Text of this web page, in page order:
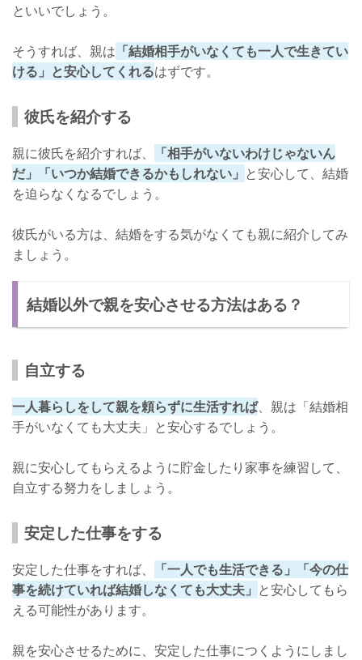
といいでしょう。
そうすれば、親は 「結婚相手がいなくても一人で生きてい
ける」と安心してくれるはずです。
彼氏を紹介する
親に彼氏を紹介すれば、
「相手がいないわけじゃないん
だ」「いつか結婚できるかもしれない」 と安心して、結婚
を迫らなくなるでしょう。
彼氏がいる方は、結婚をする気がなくても親に紹介してみ
ましょう。
結婚以外で親を安心させる方法はある？
自立する
一人暮らしをして親を頼らずに生活すれば、親は「結婚相
手がいなくても大丈夫」と安心するでしょう。
親に安心してもらえるように貯金したり家事を練習して、
自立する努力をしましょう。
安定した仕事をする
安定した仕事をすれば、
「一人でも生活できる」「今の仕
事を続けていれば結婚しなくても大丈夫」 と安心してもら
える可能性があります。
親を安心させるために、安定した仕事につくようにしまし